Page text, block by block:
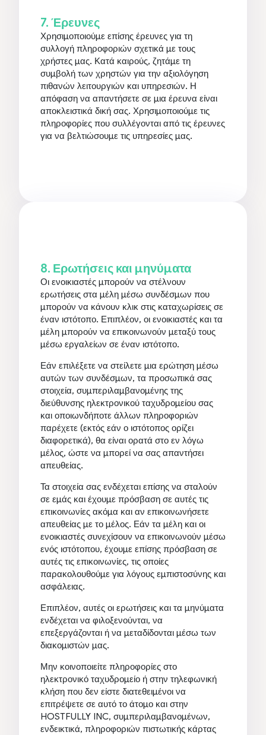
7. Έρευνες
Χρησιμοποιούμε επίσης έρευνες για τη
συλλογή πληροφοριών σχετικά με τους
χρήστες μας. Κατά καιρούς, ζητάμε τη
συμβολή των χρηστών για την αξιολόγηση
πιθανών λειτουργιών και υπηρεσιών. Η
απόφαση να απαντήσετε σε μια έρευνα είναι
αποκλειστικά δική σας. Χρησιμοποιούμε τις
πληροφορίες που συλλέγονται από τις έρευνες
για να βελτιώσουμε τις υπηρεσίες μας.
8. Ερωτήσεις και μηνύματα
Οι ενοικιαστές μπορούν να στέλνουν
ερωτήσεις στα μέλη μέσω συνδέσμων που
μπορούν να κάνουν κλικ στις καταχωρίσεις σε
έναν ιστότοπο. Επιπλέον, οι ενοικιαστές και τα
μέλη μπορούν να επικοινωνούν μεταξύ τους
μέσω εργαλείων σε έναν ιστότοπο.
Εάν επιλέξετε να στείλετε μια ερώτηση μέσω
αυτών των συνδέσμων, τα προσωπικά σας
στοιχεία, συμπεριλαμβανομένης της
διεύθυνσης ηλεκτρονικού ταχυδρομείου σας
και οποιωνδήποτε άλλων πληροφοριών
παρέχετε (εκτός εάν ο ιστότοπος ορίζει
διαφορετικά), θα είναι ορατά στο εν λόγω
μέλος, ώστε να μπορεί να σας απαντήσει
απευθείας.
Τα στοιχεία σας ενδέχεται επίσης να σταλούν
σε εμάς και έχουμε πρόσβαση σε αυτές τις
επικοινωνίες ακόμα και αν επικοινωνήσετε
απευθείας με το μέλος. Εάν τα μέλη και οι
ενοικιαστές συνεχίσουν να επικοινωνούν μέσω
ενός ιστότοπου, έχουμε επίσης πρόσβαση σε
αυτές τις επικοινωνίες, τις οποίες
παρακολουθούμε για λόγους εμπιστοσύνης και
ασφάλειας.
Επιπλέον, αυτές οι ερωτήσεις και τα μηνύματα
ενδέχεται να φιλοξενούνται, να
επεξεργάζονται ή να μεταδίδονται μέσω των
διακομιστών μας.
Μην κοινοποιείτε πληροφορίες στο
ηλεκτρονικό ταχυδρομείο ή στην τηλεφωνική
κλήση που δεν είστε διατεθειμένοι να
επιτρέψετε σε αυτό το άτομο και στην
HOSTFULLY INC, συμπεριλαμβανομένων,
ενδεικτικά, πληροφοριών πιστωτικής κάρτας